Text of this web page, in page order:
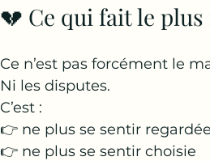
💔 Ce qui fait le plus
Ce n’est pas forcément le
Ni les disputes.
C’est :
👉 ne plus se sentir regardée
👉 ne plus se sentir choisie